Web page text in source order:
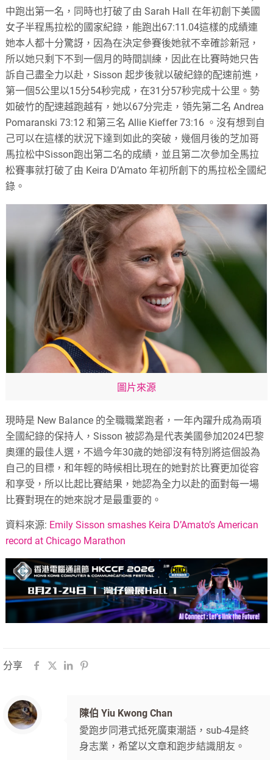
中跑出第一名，同時也打破了由 Sarah Hall 在年初創下美國
女子半程馬拉松的國家紀錄，能跑出67:11.04這樣的成績連
她本人都十分驚訝，因為在決定參賽後她就不幸確診新冠，
所以她只剩下不到一個月的時間訓練，因此在比賽時她只告
訴自己盡全力以赴，Sisson 起步後就以破紀錄的配速前進，
第一個5公里以15分54秒完成，在31分57秒完成十公里。勢
如破竹的配速越跑越有，她以67分完走，領先第二名 Andrea
Pomaranski 73:12 和第三名 Allie Kieffer 73:16 。沒有想到自
己可以在這樣的狀況下達到如此的突破，幾個月後的芝加哥
馬拉松中Sisson跑出第二名的成績，並且第二次參加全馬拉
松賽事就打破了由 Keira D’Amato 年初所創下的馬拉松全國紀
錄。
圖片來源
現時是 New Balance 的全職職業跑者，一年內躍升成為兩項
全國紀錄的保持人，Sisson 被認為是代表美國參加2024巴黎
奧運的最佳人選，不過今年30歲的她卻沒有特別將這個設為
自己的目標，和年輕的時候相比現在的她對於比賽更加從容
和享受，所以比起比賽結果，她認為全力以赴的面對每一場
比賽對現在的她來說才是最重要的。
資料來源: Emily Sisson smashes Keira D’Amato’s American
record at Chicago Marathon
分享
陳伯 Yiu Kwong Chan
愛跑步同港式抵死廣東潮語，sub-4是終
身志業，希望以文章和跑步結識朋友。